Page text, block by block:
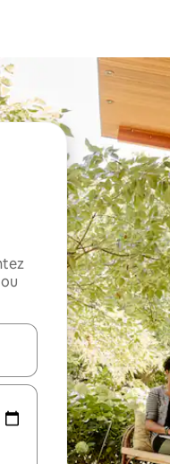
vers le haut et vers le